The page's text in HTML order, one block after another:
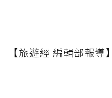
【旅遊經 編輯部報導】